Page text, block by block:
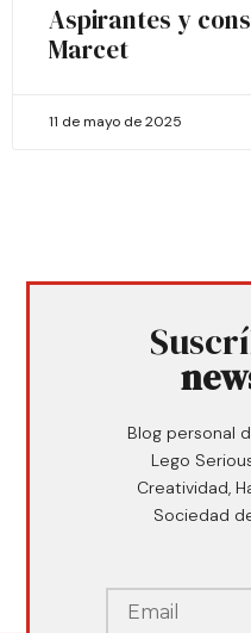
Aspirantes y
Marcet
11 de mayo de 2025
Blog personal
Lego
Creatividad,
Sociedad